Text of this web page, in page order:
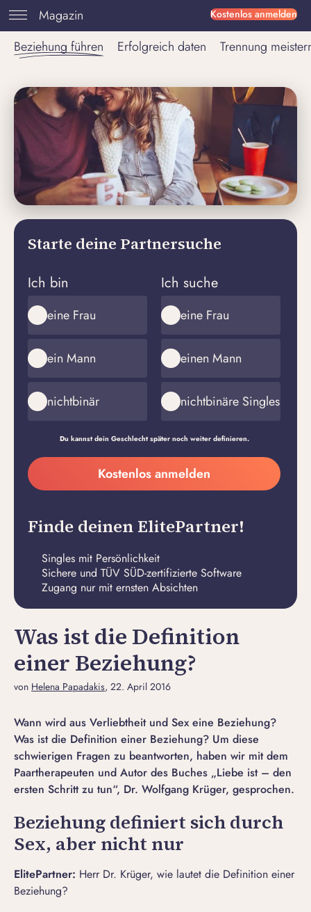
Kostenlos anmelden
Magazin
Beziehung führen
Erfolgreich daten Trennung
Starte deine Partnersuche
Ich bin
eine Frau
ein Mann
nichtbinär
Ich suche
eine Frau
einen Mann
nichtbinäre Singles
Du kannst dein Geschlecht später noch weiter definieren.
Meine
E-
Adresse
erstellen
Kostenlos anmelden
Finde deinen ElitePartner!
Singles mit Persönlichkeit
Sichere und TÜV SÜD-zertifizierte Software
Zugang nur mit ernsten Absichten
Was ist die Definition
einer Beziehung?
von Helena Papadakis, 22. April 2016
Wann wird aus Verliebtheit und Sex eine Beziehung?
Was ist die Definition einer Beziehung? Um diese
schwierigen Fragen zu beantworten, haben wir mit dem
Paartherapeuten und Autor des Buches „Liebe ist – den
ersten Schritt zu tun“, Dr. Wolfgang Krüger, gesprochen.
Beziehung definiert sich durch
Sex, aber nicht nur
ElitePartner: Herr Dr. Krüger, wie lautet die Definition einer
Beziehung?